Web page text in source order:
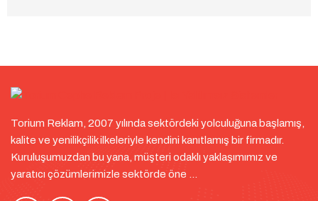
Torium Reklam, 2007 yılında sektördeki yolculuğuna başlamış,
kalite ve yenilikçilik ilkeleriyle kendini kanıtlamış bir firmadır.
Kuruluşumuzdan bu yana, müşteri odaklı yaklaşımımız ve
yaratıcı çözümlerimizle sektörde öne ...